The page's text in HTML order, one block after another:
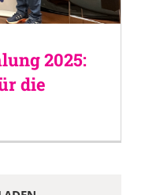
2025:
die